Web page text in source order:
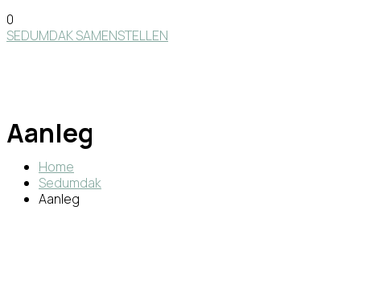
0
SEDUMDAK SAMENSTELLEN
Aanleg
Home
Sedumdak
Aanleg